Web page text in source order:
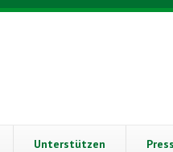
Unterstützen